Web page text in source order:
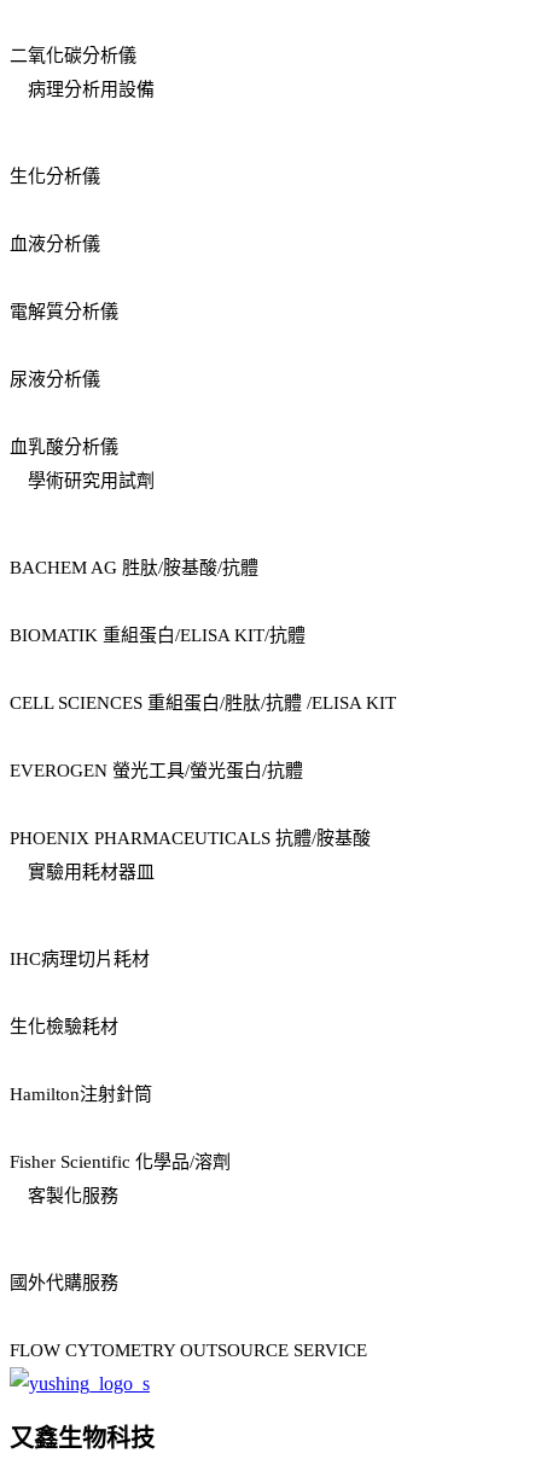
二氧化碳分析儀
病理分析用設備
生化分析儀
血液分析儀
電解質分析儀
尿液分析儀
血乳酸分析儀
學術研究用試劑
BACHEM AG 胜肽/胺基酸/抗體
BIOMATIK 重組蛋白/ELISA KIT/抗體
CELL SCIENCES 重組蛋白/胜肽/抗體 /ELISA KIT
EVEROGEN 螢光工具/螢光蛋白/抗體
PHOENIX PHARMACEUTICALS 抗體/胺基酸
實驗用耗材器皿
IHC病理切片耗材
生化檢驗耗材
Hamilton注射針筒
Fisher Scientific 化學品/溶劑
客製化服務
國外代購服務
FLOW CYTOMETRY OUTSOURCE SERVICE
又鑫生物科技